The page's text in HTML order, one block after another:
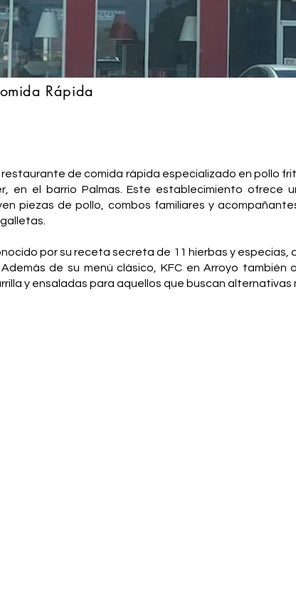
Rápida
restaurante de comida rápida especializado en pollo
en el barrio Palmas. Este establecimiento ofrece
piezas de pollo, combos familiares y
por su receta secreta de 11 hierbas y especias,
de su menú clásico, KFC en Arroyo también
y ensaladas para aquellos que buscan alternativas